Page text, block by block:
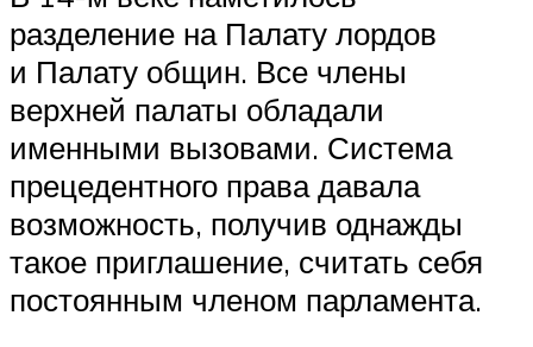
разделение на Палату лордов
и Палату общин. Все члены
верхней палаты обладали
именными вызовами. Система
прецедентного права давала
возможность, получив однажды
такое приглашение, считать себя
постоянным членом парламента.